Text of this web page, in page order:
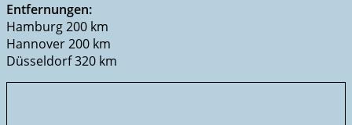
Entfernungen:
Hamburg 200 km
Hannover 200 km
Düsseldorf 320 km